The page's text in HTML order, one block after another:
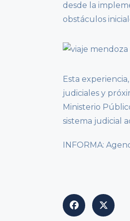
desde la
obstáculos
Esta
judiciales y
Ministerio
sistema judicial
INFORMA: